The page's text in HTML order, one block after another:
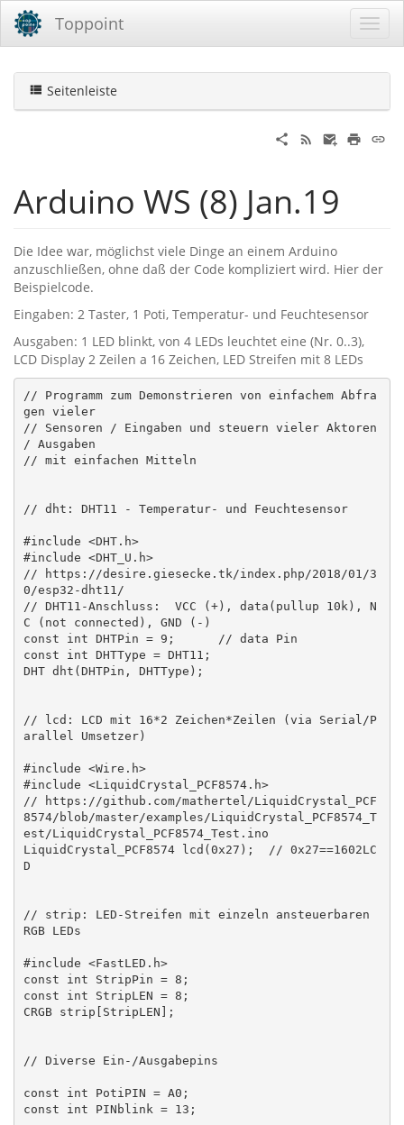
Toppoint
Seitenleiste
Arduino WS (8) Jan.19
Die Idee war, möglichst viele Dinge an einem Arduino
anzuschließen, ohne daß der Code kompliziert wird. Hier der
Beispielcode.
Eingaben: 2 Taster, 1 Poti, Temperatur- und Feuchtesensor
Ausgaben: 1 LED blinkt, von 4 LEDs leuchtet eine (Nr. 0..3),
LCD Display 2 Zeilen a 16 Zeichen, LED Streifen mit 8 LEDs
// Programm zum Demonstrieren von einfachem Abfra
gen vieler
// Sensoren / Eingaben und steuern vieler Aktoren
/ Ausgaben
// mit einfachen Mitteln
// dht: DHT11 - Temperatur- und Feuchtesensor
#include <DHT.h>
#include <DHT_U.h>
// https://desire.giesecke.tk/index.php/2018/01/3
0/esp32-dht11/
// DHT11-Anschluss:  VCC (+), data(pullup 10k), N
C (not connected), GND (-)
const int DHTPin = 9;      // data Pin
const int DHTType = DHT11;
DHT dht(DHTPin, DHTType);
// lcd: LCD mit 16*2 Zeichen*Zeilen (via Serial/P
arallel Umsetzer)
#include <Wire.h>
#include <LiquidCrystal_PCF8574.h>
// https://github.com/mathertel/LiquidCrystal_PCF
8574/blob/master/examples/LiquidCrystal_PCF8574_T
est/LiquidCrystal_PCF8574_Test.ino
LiquidCrystal_PCF8574 lcd(0x27);  // 0x27==1602LC
D
// strip: LED-Streifen mit einzeln ansteuerbaren
RGB LEDs
#include <FastLED.h>
const int StripPin = 8;
const int StripLEN = 8;
CRGB strip[StripLEN];
// Diverse Ein-/Ausgabepins
const int PotiPIN = A0;
const int PINblink = 13;